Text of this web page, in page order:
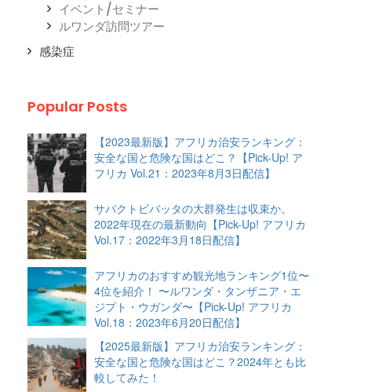
イベント/セミナー
ルワンダ訪問ツアー
感染症
Popular Posts
【2023最新版】アフリカ治安ランキング：
安全な国と危険な国はどこ？【Pick-Up! ア
フリカ Vol.21：2023年8月3日配信】
サバクトビバッタの大群発生は収束か。
2022年現在の最新動向【Pick-Up! アフリカ
Vol.17：2022年3月18日配信】
アフリカのおすすめ観光地ランキング1位〜
4位を紹介！ 〜ルワンダ・タンザニア・エ
ジプト・ウガンダ〜【Pick-Up! アフリカ
Vol.18：2023年6月20日配信】
【2025最新版】アフリカ治安ランキング：
安全な国と危険な国はどこ？2024年とも比
較してみた！